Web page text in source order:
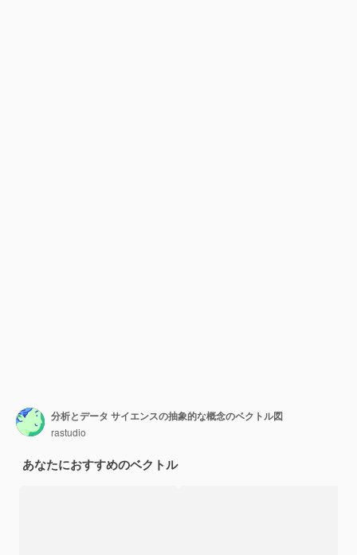
分析とデータ サイエンスの抽象的な概念のベクトル図
rastudio
あなたにおすすめのベクトル